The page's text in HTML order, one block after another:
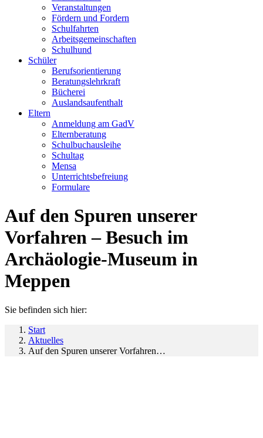
Veranstaltungen
Fördern und Fordern
Schulfahrten
Arbeitsgemeinschaften
Schulhund
Schüler
Berufsorientierung
Beratungslehrkraft
Bücherei
Auslandsaufenthalt
Eltern
Anmeldung am GadV
Elternberatung
Schulbuchausleihe
Schultag
Mensa
Unterrichtsbefreiung
Formulare
Auf den Spuren unserer
Vorfahren – Besuch im
Archäologie-Museum in
Meppen
Sie befinden sich hier:
Start
Aktuelles
Auf den Spuren unserer Vorfahren…